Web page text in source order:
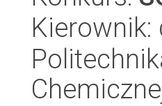
Kierownik: